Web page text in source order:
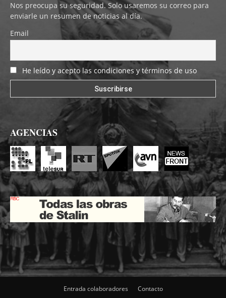
Nos preocupa su seguridad. Solo usaremos su correo para
enviarle un resumen de noticias al día.
Email
He leído y acepto las condiciones y términos de uso
AGENCIAS
Entrada colaboradores Contacto